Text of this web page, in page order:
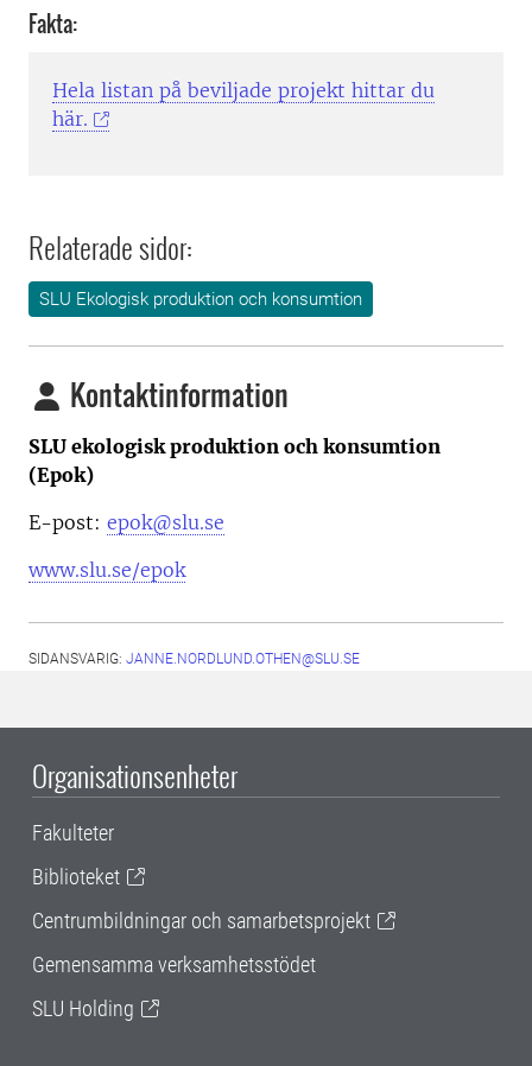
Fakta:
Hela listan på beviljade projekt hittar du
här.
Relaterade sidor:
SLU Ekologisk produktion och konsumtion
Kontaktinformation
SLU ekologisk produktion och konsumtion
(Epok)
E-post: epok@slu.se
www.slu.se/epok
SIDANSVARIG: JANNE.NORDLUND.OTHEN@SLU.SE
Organisationsenheter
Fakulteter
Biblioteket
Centrumbildningar och samarbetsprojekt
Gemensamma verksamhetsstödet
SLU Holding